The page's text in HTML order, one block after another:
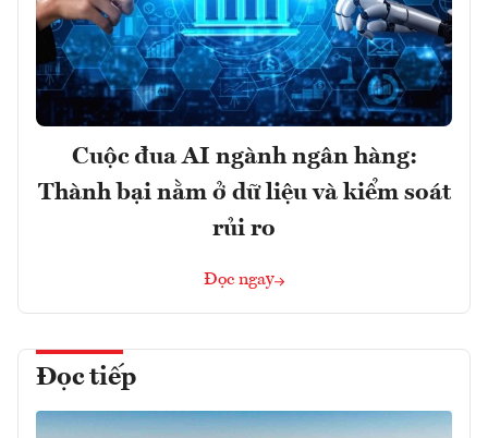
Cuộc đua AI ngành ngân hàng:
Thành bại nằm ở dữ liệu và kiểm soát
rủi ro
Đọc ngay
Đọc tiếp